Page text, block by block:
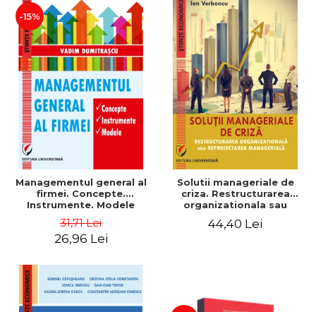
-15%
Managementul general al
firmei. Concepte.
Instrumente. Modele
31,71 Lei
26,96 Lei
Solutii manageriale de
criza. Restructurarea
organizationala sau
44,40 Lei